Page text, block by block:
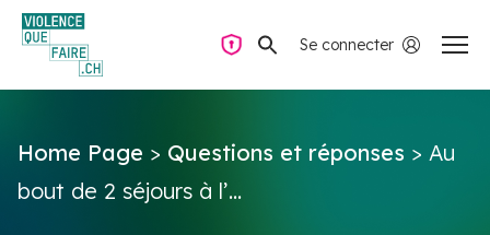
Se connecter
Questions & Réponses
Navigation privée
Home Page > Questions et réponses > Au
bout de 2 séjours à l’...